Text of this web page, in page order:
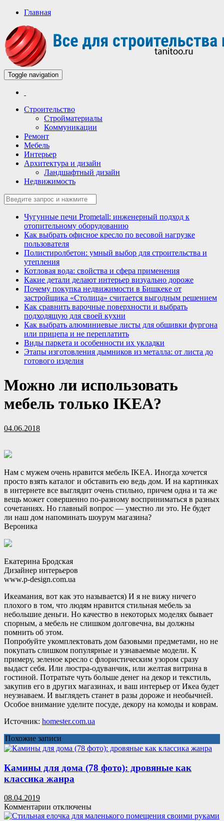
Главная
Строительный портал
Всё для строительства и ремонта
Toggle navigation
Строительство
Стройматериалы
Коммуникации
Ремонт
Мебель
Интерьер
Архитектура и дизайн
Ландшафтный дизайн
Недвижимость
Чугунные печи Prometall: инженерный подход к
отопительному оборудованию
Как выбрать офисное кресло по весовой нагрузке
пользователя
Полистиролбетон: умный выбор для строительства и
утепления
Котловая вода: свойства и сфера применения
Какие детали делают интерьер визуально дороже
Почему покупка недвижимости в Бишкеке от
застройщика «Столица» считается выгодным решением
Как сравнить варочные поверхности и выбрать
подходящую для своей кухни
Как выбрать алюминиевые листы для обшивки фургона
или прицепа и не переплатить
Виды паркета и особенности их укладки
Этапы изготовления дымников из металла: от листа до
готового изделия
Можно ли использовать
мебель только IKEA?
04.06.2018
Нам с мужем очень нравится мебель IKEA. Иногда хочется
просто взять каталог и обставить ею ведь дом. И на картинках
в интернете все выглядит очень стильно, причем одна и та же
вещь может совершенно по-разному восприниматься в разных
сочетаниях. Но главный вопрос — уместно ли это. Не будет
ли наш дом напоминать шоурум магазина?
Вероника
Екатерина Бродская
Дизайнер интерьеров
www.p-design.com.ua
Икеамания, вот как это называется) И я не вижу ничего
плохого в том, что людям нравится стильная мебель за
небольшие деньги. Но качество в некоторых моделях бывает
спорным, а мебель не слишком долговечна, вы должны
помнить об этом.
Попробуйте укомплектовать дом базовыми предметами, но не
покупать слишком популярные и узнаваемые модели. К
примеру, зеленое кресло с флористическим узором сразу
выдаст себя. Или люстра-одуванчик, или желтая витрина в
гостиной. Потратьте чуть больше денег на декор и текстиль,
закупив его в других магазинах, и ваш интерьер от Икеа будет
неузнаваем. И выглядеть станет в разы дороже и необычней.
Особое внимание уделите посуде, декору на комоды и коврам.
Источник: homester.com.ua
Похожие записи
Камины для дома (78 фото): дровяные как
классика жанра
08.04.2019
Комментарии к
записи
отключены